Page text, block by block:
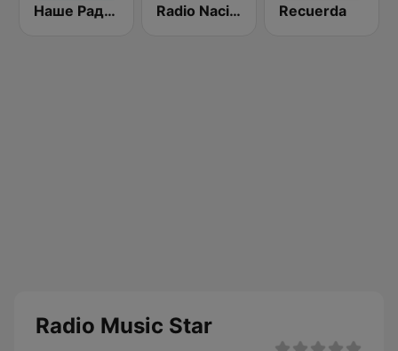
Наше Радио (Nashe Radio) 107.9 Radio Nacional Recuerda
Radio Music Star